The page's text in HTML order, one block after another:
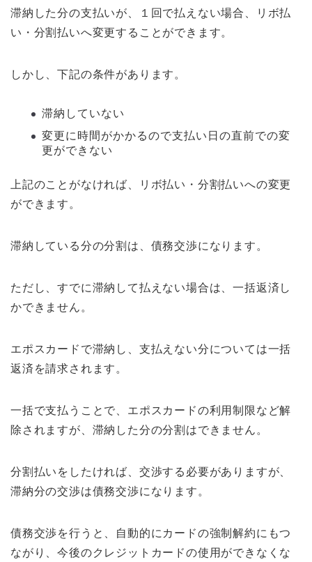
滞納した分の支払いが、１回で払えない場合、リボ払
い・分割払いへ変更することができます。
しかし、下記の条件があります。
滞納していない
変更に時間がかかるので支払い日の直前での変
更ができない
上記のことがなければ、リボ払い・分割払いへの変更
ができます。
滞納している分の分割は、債務交渉になります。
ただし、すでに滞納して払えない場合は、一括返済し
かできません。
エポスカードで滞納し、支払えない分については一括
返済を請求されます。
一括で支払うことで、エポスカードの利用制限など解
除されますが、滞納した分の分割はできません。
分割払いをしたければ、交渉する必要がありますが、
滞納分の交渉は債務交渉になります。
債務交渉を行うと、自動的にカードの強制解約にもつ
ながり、今後のクレジットカードの使用ができなくな